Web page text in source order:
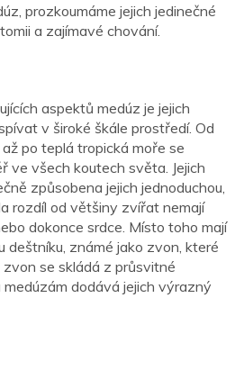
prozkoumáme jejich jedinečné
a zajímavé chování.
aspektů medúz je jejich
v široké škále prostředí. Od
po teplá tropická moře se
ve všech koutech světa. Jejich
způsobena jejich jednoduchou,
rozdíl od většiny zvířat nemají
dokonce srdce. Místo toho mají
deštníku, známé jako zvon, které
se skládá z průsvitné
dodává jejich výrazný